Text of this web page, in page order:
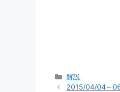
カ
テ
解説
2015/04/04～